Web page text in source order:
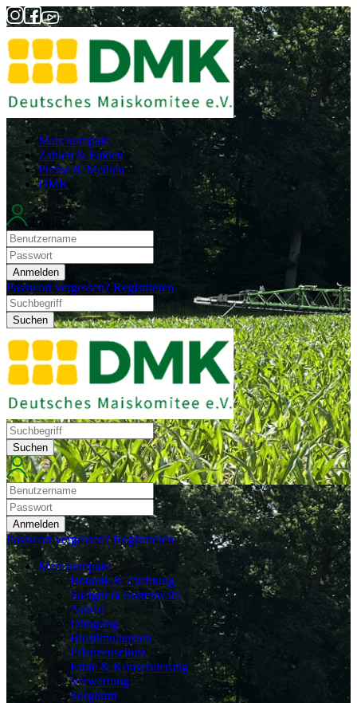
Mais kompakt
Zahlen & Fakten
Presse & Medien
DMK
Login
Anmelden
Passwort vergessen? Registrieren
Suchen
Suchen
Anmelden
Passwort vergessen? Registrieren
Mais kompakt
Botanik & Züchtung
Saatgut & Sortenwahl
Anbau
Düngung
Biostimulanzien
Pflanzenschutz
Ernte & Konservierung
Verwertung
Sorghum